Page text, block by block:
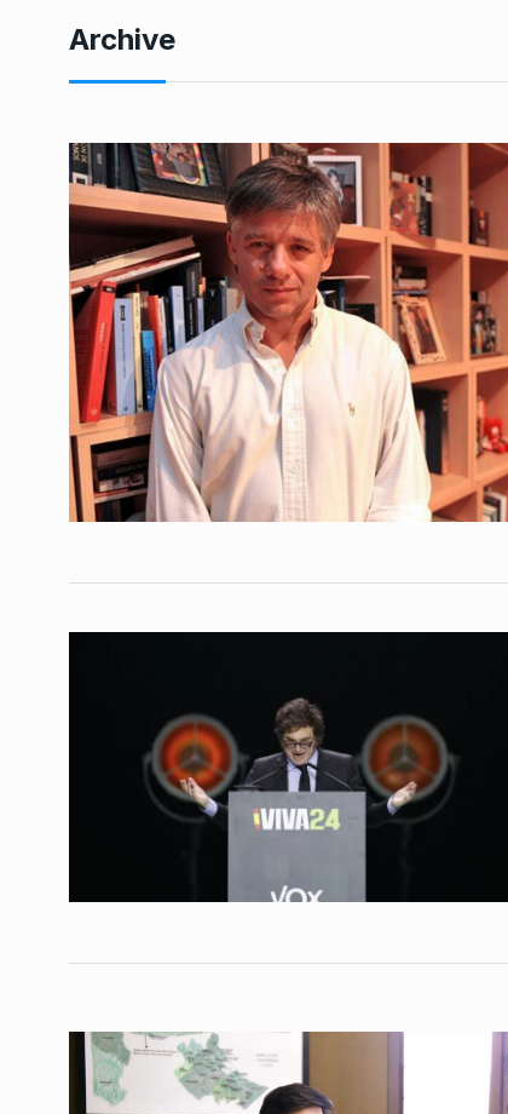
Archive
1
Conversatorio
Tognetti,
Fernando Rosso
2024
2
“Le tienen que
prótesis para que
JUGO DE LIMÓN